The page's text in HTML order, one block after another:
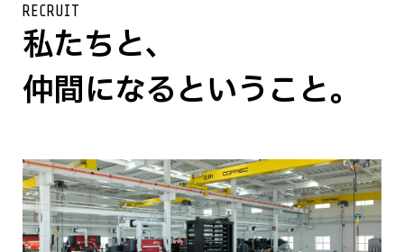
RECRUIT
私たちと、
仲間になるということ。